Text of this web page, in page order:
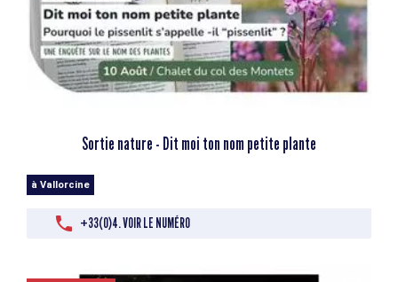
Sortie nature - Dit moi ton nom petite plante
à Vallorcine
+33(0)4. VOIR LE NUMÉRO